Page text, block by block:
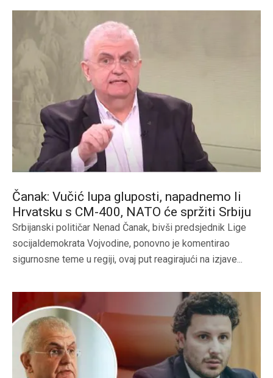
Čanak: Vučić lupa gluposti, napadnemo li
Hrvatsku s CM-400, NATO će spržiti Srbiju
Srbijanski političar Nenad Čanak, bivši predsjednik Lige
socijaldemokrata Vojvodine, ponovno je komentirao
sigurnosne teme u regiji, ovaj put reagirajući na izjave...